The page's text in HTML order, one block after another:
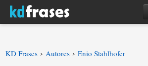
KD Frases › Autores › Enio Stahlhofer